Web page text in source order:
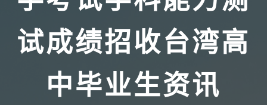
试成绩招收台湾高
中毕业生资讯